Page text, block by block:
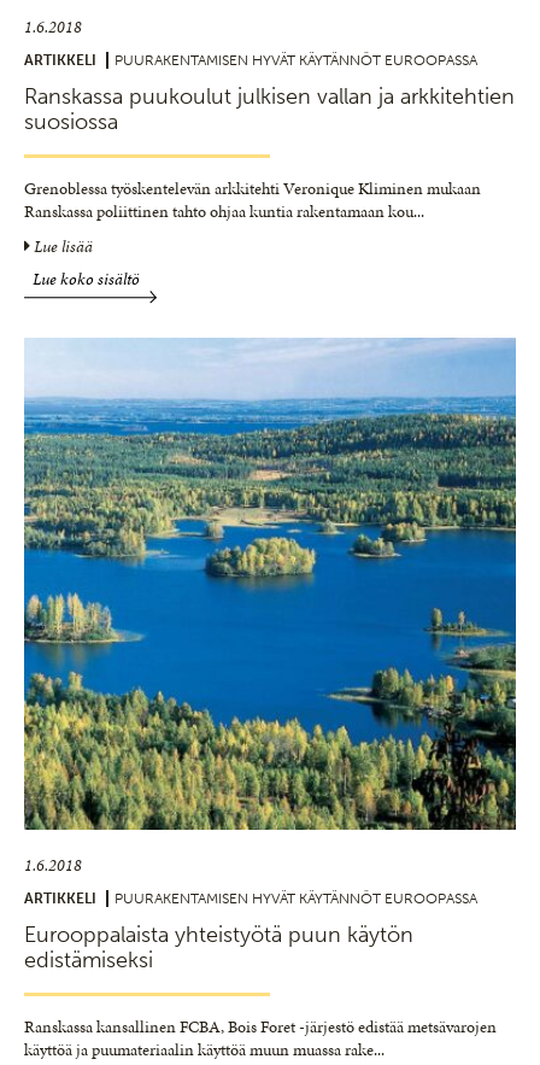
1.6.2018
ARTIKKELI PUURAKENTAMISEN HYVÄT KÄYTÄNNÖT EUROOPASSA
Ranskassa puukoulut julkisen vallan ja arkkitehtien
suosiossa
Grenoblessa työskentelevän arkkitehti Veronique Kliminen mukaan
Ranskassa poliittinen tahto ohjaa kuntia rakentamaan kou...
Lue lisää
Lue koko sisältö
1.6.2018
ARTIKKELI PUURAKENTAMISEN HYVÄT KÄYTÄNNÖT EUROOPASSA
Eurooppalaista yhteistyötä puun käytön
edistämiseksi
Ranskassa kansallinen FCBA, Bois Foret -järjestö edistää metsävarojen
käyttöä ja puumateriaalin käyttöä muun muassa rake...